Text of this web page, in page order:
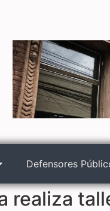
Defensores
realiza